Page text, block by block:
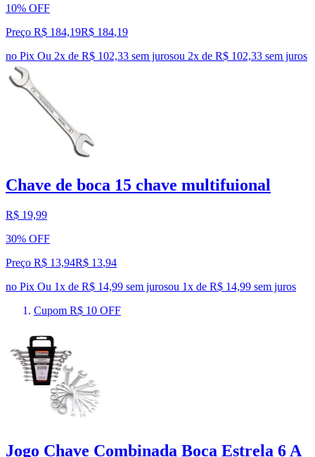
10% OFF
Preço R$ 184,19R$ 184,19
no Pix Ou 2x de R$ 102,33 sem jurosou 2x de R$ 102,33 sem juros
Chave de boca 15 chave multifuional
R$ 19,99
30% OFF
Preço R$ 13,94R$ 13,94
no Pix Ou 1x de R$ 14,99 sem jurosou 1x de R$ 14,99 sem juros
Cupom R$ 10 OFF
Jogo Chave Combinada Boca Estrela 6 A